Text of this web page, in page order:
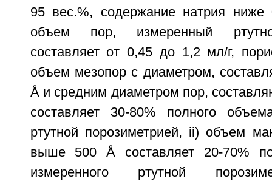
95 вес.%, содержание натрия
объем пор, измеренный
составляет от 0,45 до 1,2 мл/г,
объем мезопор с диаметром,
Å и средним диаметром пор,
составляет 30-80% полного
ртутной порозиметрией, ii) объем
выше 500 Å составляет 20-70%
измеренного ртутной